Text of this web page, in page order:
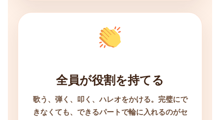
全員が役割を持てる
歌う、弾く、叩く、ハレオをかける。完璧にで
きなくても、できるパートで輪に入れるのがセ